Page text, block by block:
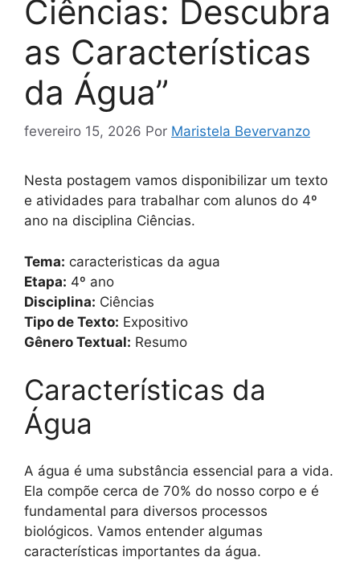
Ciências: Descubra
as Características
da Água”
fevereiro 15, 2026 Por Maristela Bevervanzo
Nesta postagem vamos disponibilizar um texto
e atividades para trabalhar com alunos do 4º
ano na disciplina Ciências.
Tema: caracteristicas da agua
Etapa: 4º ano
Disciplina: Ciências
Tipo de Texto: Expositivo
Gênero Textual: Resumo
Características da
Água
A água é uma substância essencial para a vida.
Ela compõe cerca de 70% do nosso corpo e é
fundamental para diversos processos
biológicos. Vamos entender algumas
características importantes da água.